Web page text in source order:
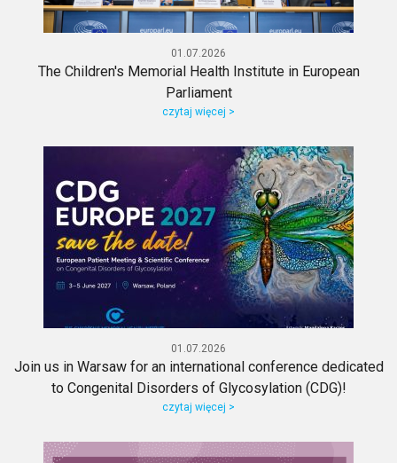
01.07.2026
The Children's Memorial Health Institute in European
Parliament
czytaj więcej >
01.07.2026
Join us in Warsaw for an international conference dedicated
to Congenital Disorders of Glycosylation (CDG)!
czytaj więcej >